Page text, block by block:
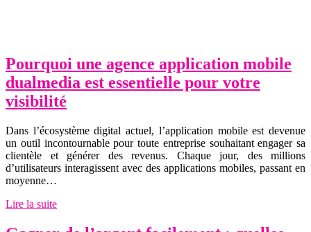
Pourquoi une agence application mobile
dualmedia est essentielle pour votre
visibilité
Dans l’écosystème digital actuel, l’application mobile est devenue
un outil incontournable pour toute entreprise souhaitant engager sa
clientèle et générer des revenus. Chaque jour, des millions
d’utilisateurs interagissent avec des applications mobiles, passant en
moyenne…
Lire la suite